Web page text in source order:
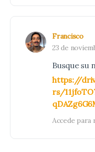
Francisco
23 de
Busque su
https://
rs/
Accede para